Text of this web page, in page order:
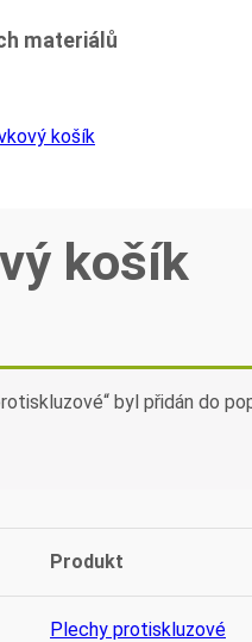
materiálů
košík
košík
byl přidán do
Produkt
Plechy protiskluzové